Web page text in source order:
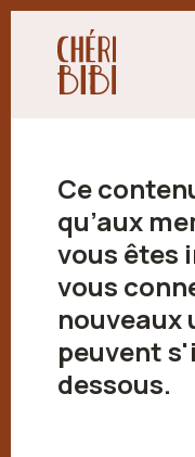
Ce
qu’aux
vous êtes
vous
peuvent
dessous.